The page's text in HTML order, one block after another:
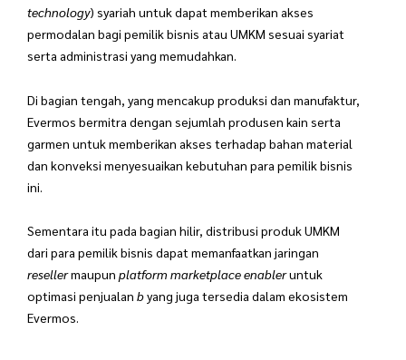
technology) syariah untuk dapat memberikan akses
permodalan bagi pemilik bisnis atau UMKM sesuai syariat
serta administrasi yang memudahkan.
Di bagian tengah, yang mencakup produksi dan manufaktur,
Evermos bermitra dengan sejumlah produsen kain serta
garmen untuk memberikan akses terhadap bahan material
dan konveksi menyesuaikan kebutuhan para pemilik bisnis
ini.
Sementara itu pada bagian hilir, distribusi produk UMKM
dari para pemilik bisnis dapat memanfaatkan jaringan
resellermaupun platform marketplace enableruntuk
optimasi penjualan byang juga tersedia dalam ekosistem
Evermos.